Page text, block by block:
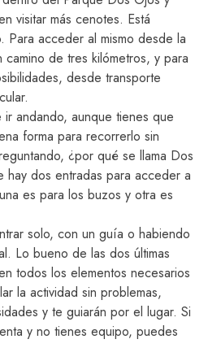
visitar más cenotes. Está
Para acceder al mismo desde la
de tres kilómetros, y para
desde transporte
andando, aunque tienes que
forma para recorrerlo sin
¿por qué se llama Dos
dos entradas para acceder a
es para los buzos y otra es
solo, con un guía o habiendo
Lo bueno de las dos últimas
todos los elementos necesarios
la actividad sin problemas,
y te guiarán por el lugar. Si
y no tienes equipo, puedes